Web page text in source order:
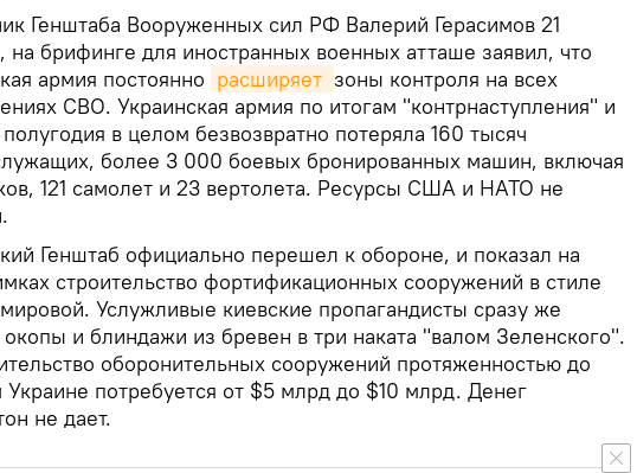
Генштаба Вооруженных сил РФ Валерий Герасимов 21
на брифинге для иностранных военных атташе заявил, что
армия постоянно расширяет зоны контроля на всех
СВО. Украинская армия по итогам "контрнаступления" и
полугодия в целом безвозвратно потеряла 160 тысяч
более 3 000 боевых бронированных машин, включая
121 самолет и 23 вертолета. Ресурсы США и НАТО не
Генштаб официально перешел к обороне, и показал на
строительство фортификационных сооружений в стиле
Услужливые киевские пропагандисты сразу же
окопы и блиндажи из бревен в три наката "валом Зеленского".
оборонительных сооружений протяженностью до
потребуется от $5 млрд до $10 млрд. Денег
не дает.